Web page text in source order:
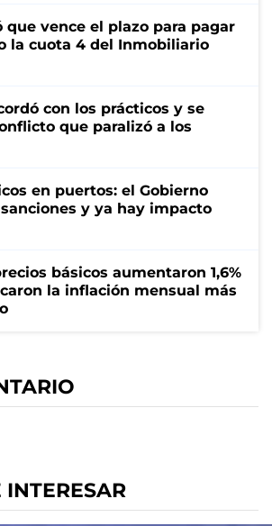
que vence el plazo para pagar
la cuota 4 del Inmobiliario
con los prácticos y se
que paralizó a los
en puertos: el Gobierno
y ya hay impacto
básicos aumentaron 1,6%
la inflación mensual más
INTERESAR